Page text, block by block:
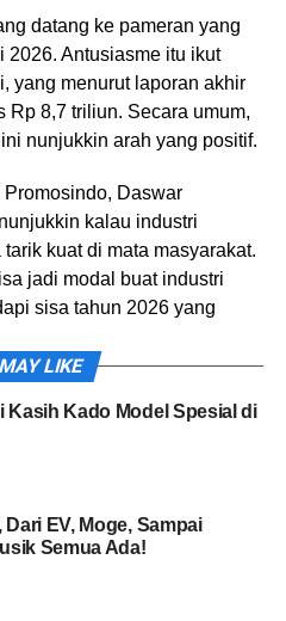
datang ke pameran yang
2026. Antusiasme itu ikut
yang menurut laporan akhir
Rp 8,7 triliun. Secara umum,
nunjukkin arah yang positif.
Daswar
kalau industri
kuat di mata masyarakat.
jadi modal buat industri
sisa tahun 2026 yang
bangga dan bersyukur atas
yang terlaksana dengan
momentum positif ini terus
202,” kata Daswar.
LIKE
Kasih Kado Model Spesial di
Dari EV, Moge, Sampai
Semua Ada!